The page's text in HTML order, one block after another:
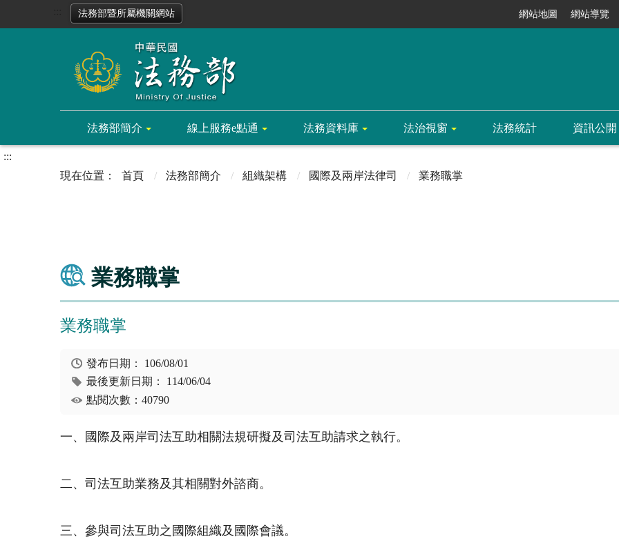
法務部暨所屬機關網站 網站地圖 網站導覽
法務部簡介 線上服務e點通 法務資料庫 法治視窗 法務統計 資訊公開
:::
首頁
法務部簡介 組織架構 國際及兩岸法律司 業務職掌
業務職掌
業務職掌
發布日期： 106/08/01
最後更新日期： 114/06/04
點閱次數：40790
一、國際及兩岸司法互助相關法規研擬及司法互助請求之執行。
二、司法互助業務及其相關對外諮商。
三、參與司法互助之國際組織及國際會議。